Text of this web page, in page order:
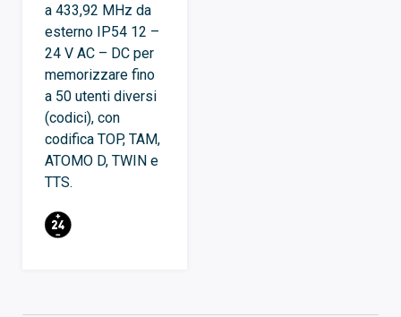
a 433,92 MHz da
esterno IP54 12 –
24 V AC – DC per
memorizzare fino
a 50 utenti diversi
(codici), con
codifica TOP, TAM,
ATOMO D, TWIN e
TTS.